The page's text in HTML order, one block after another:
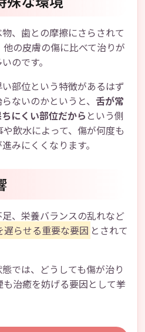
、歯との摩擦にさらされて
の皮膚の傷に比べて治りが
のです。
部位という特徴があるはず
ないのかというと、 舌が常
にくい部位だから という側
飲水によって、傷が何度も
みにくくなります。
、栄養バランスの乱れなど
らせる重要な要因 とされて
では、どうしても傷が治り
も治癒を妨げる要因として挙